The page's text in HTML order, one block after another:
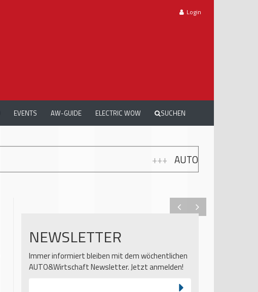
Login
EVENTS AW-GUIDE ELECTRIC WOW SUCHEN
AUTOMECHANIKA WORKSHOPS:
NEWSLETTER
Immer informiert bleiben mit dem wöchentlichen
AUTO&Wirtschaft Newsletter. Jetzt anmelden!